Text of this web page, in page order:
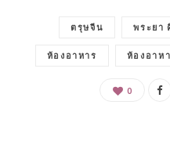
ตรุษจีน พระยา
ห้องอาหาร ห้องอาห
0